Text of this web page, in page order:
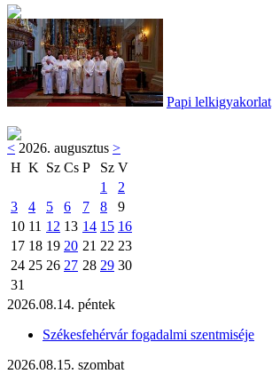
Papi lelkigyakorlat
< 2026. augusztus >
H K Sz Cs P Sz V
1
2
3
4 5 6 7 8
9
10 11 12 13 14 15 16
17 18 19 20 21 22 23
24 25 26 27 28 29 30
31
2026.08.14. péntek
Székesfehérvár fogadalmi szentmiséje
2026.08.15. szombat